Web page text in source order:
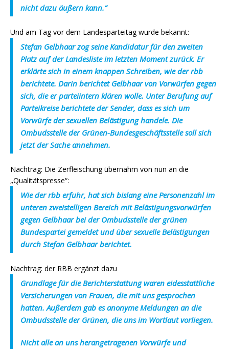
nicht dazu äußern kann.“
Und am Tag vor dem Landesparteitag wurde bekannt:
Stefan Gelbhaar zog seine Kandidatur für den zweiten
Platz auf der Landesliste im letzten Moment zurück. Er
erklärte sich in einem knappen Schreiben, wie der rbb
berichtete. Darin berichtet Gelbhaar von Vorwürfen gegen
sich, die er parteiintern klären wolle. Unter Berufung auf
Parteikreise berichtete der Sender, dass es sich um
Vorwürfe der sexuellen Belästigung handele. Die
Ombudsstelle der Grünen-Bundesgeschäftsstelle soll sich
jetzt der Sache annehmen.
Nachtrag: Die Zerfleischung übernahm von nun an die
„Qualitätspresse“:
Wie der rbb erfuhr, hat sich bislang eine Personenzahl im
unteren zweistelligen Bereich mit Belästigungsvorwürfen
gegen Gelbhaar bei der Ombudsstelle der grünen
Bundespartei gemeldet und über sexuelle Belästigungen
durch Stefan Gelbhaar berichtet.
Nachtrag: der RBB ergänzt dazu
Grundlage für die Berichterstattung waren eidesstattliche
Versicherungen von Frauen, die mit uns gesprochen
hatten. Außerdem gab es anonyme Meldungen an die
Ombudsstelle der Grünen, die uns im Wortlaut vorliegen.
Nicht alle an uns herangetragenen Vorwürfe und